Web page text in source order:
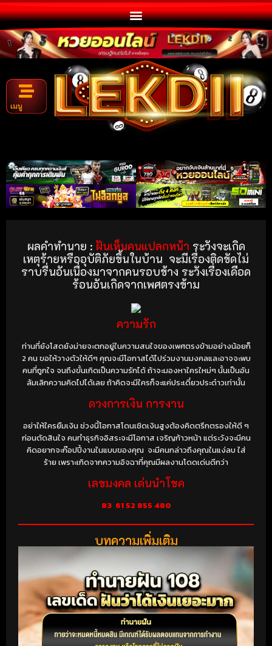
เมนู
ผลคำทำนาย : ฝันเห็นคนแปลกหน้า ระวังจะเกิด
เหตุร้ายหรืออุบัติภัยขึ้นในบ้าน จะมีเรื่องติดขัดไม่
ราบรื่นอันเนื่องมาจากคนรอบข้าง ระวังเรื่องเดือด
ร้อนอันเกิดจากเพศตรงข้าม
ความรัก
ท่านที่ยังโสดยังม่ายจะตกอยู่ในความสนใจของเพศตรงข้ามอย่างน้อยก็
2 คน ขอให้วางตัวให้ดีๆ คุณจะมีโอกาสได้ไปร่วมงานมงคลและอาจจะพบ
คนที่ถูกใจ จนถึงขั้นเกิดเป็นความรักได้ ถ้าจะมองหาใครใหม่ๆ นั้นเป็นอัน
ล้มเลิกความคิดไปได้เลย ถ้าคิดจะมีใครก็จะแค่ประเดี๋ยวประด๋าวเท่านั้น
ดวงการเงิน การงาน
อย่าให้ใครยืมเงิน ช่วงนี้โอกาสโดนเชิดเงินสูงต้องคิดตรึกตรองให้ดี ๆ
ก่อนตัดสินใจ คนทำธุรกิจอิสระจะมีโอกาส เจริญก้าวหน้า แต่ระวังจะมีคน
คิดอยากจะก๊อปปี้งานในแบบของคุณ จะมีคนกล่าวถึงคุณในแง่ลบ ใส่
ร้าย เพราะเกิดจากความอิจฉาที่คุณมีผลงานโดดเด่นดีกว่า
เลขมงคล เด่นนำโชค
83 61 52 855 480
บทความเพิ่มเติม